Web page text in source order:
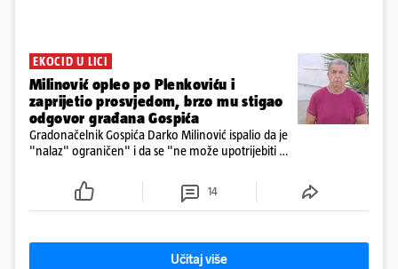
EKOCID U LICI
Milinović opleo po Plenkoviću i
zaprijetio prosvjedom, brzo mu stigao
odgovor građana Gospića
Gradonačelnik Gospića Darko Milinović ispalio da je
"nalaz" ograničen" i da se "ne može upotrijebiti za
ga je naručio Uskok i da je dio spisa
14
Učitaj više